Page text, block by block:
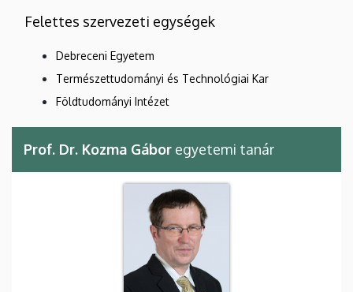
Felettes szervezeti egységek
Debreceni Egyetem
Természettudományi és Technológiai Kar
Földtudományi Intézet
Prof. Dr. Kozma Gábor egyetemi tanár